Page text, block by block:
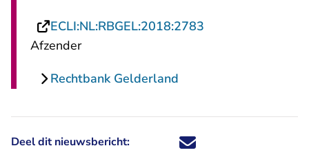
ECLI:NL:RBGEL:2018:2783
Afzender
Rechtbank Gelderland
Deel dit nieuwsbericht: Deel dit nieuwsbericht via X -
Deel dit nieuwsbericht via
Deel dit nieuwsbericht
Deel dit